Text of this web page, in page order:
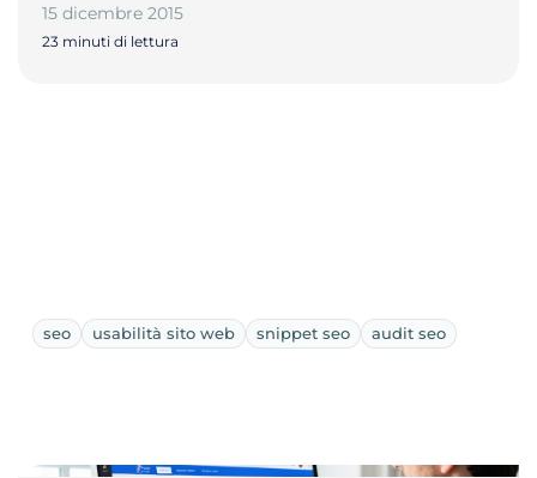
15 dicembre 2015
23 minuti di lettura
seo usabilità sito web snippet seo audit seo